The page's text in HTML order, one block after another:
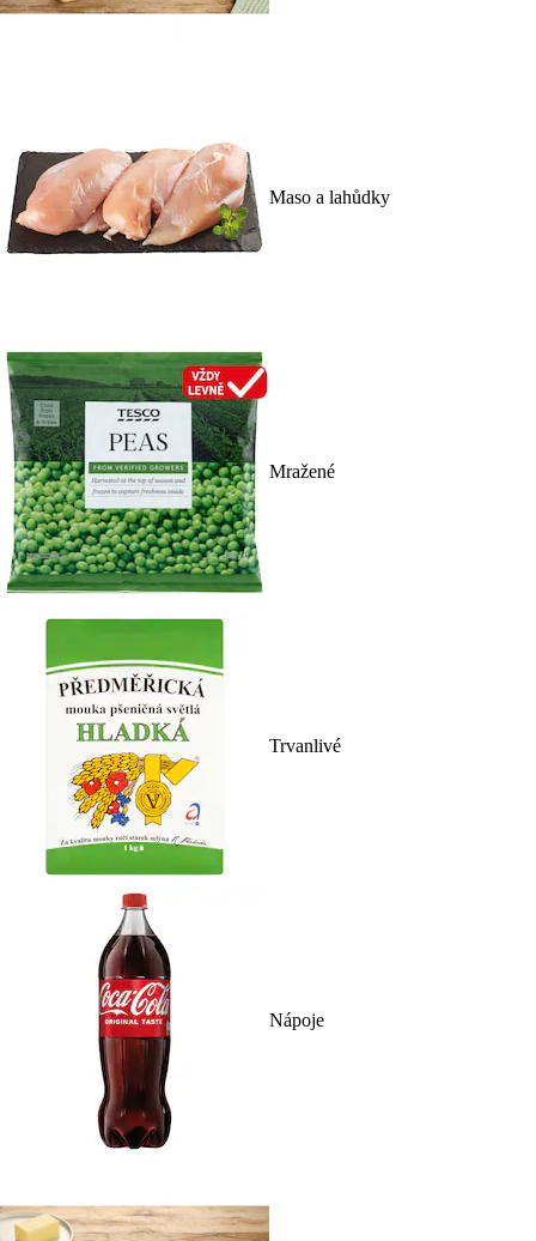
Maso a lahůdky
Mražené
Trvanlivé
Nápoje